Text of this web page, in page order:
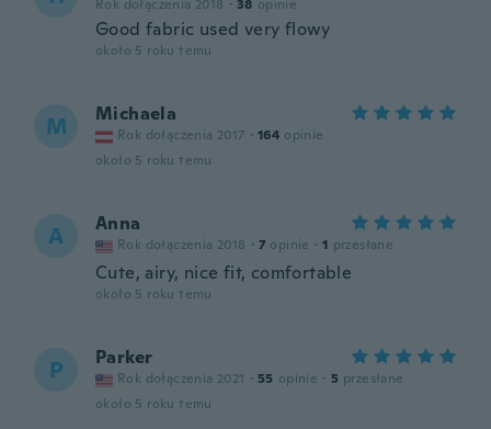
Rok dołączenia 2018 · 38 opinie
Good fabric used very flowy
około 5 roku temu
M Michaela
Rok dołączenia 2017 · 164 opinie
około 5 roku temu
A Anna
Rok dołączenia 2018 · 7 opinie · 1 przesłane
Cute, airy, nice fit, comfortable
około 5 roku temu
P Parker
Rok dołączenia 2021 · 55 opinie · 5 przesłane
około 5 roku temu